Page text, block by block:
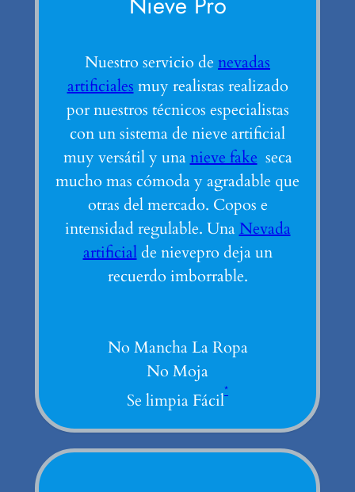
Nuestro servicio de nevadas
artificiales muy realistas realizado
por nuestros técnicos especialistas
con un sistema de nieve artificial
muy versátil y una nieve fake seca
mucho mas cómoda y agradable que
otras del mercado. Copos e
intensidad regulable. Una Nevada
artificialde nievepro deja un
recuerdo imborrable.
No Mancha La Ropa
No Moja
Se limpia Fácil*